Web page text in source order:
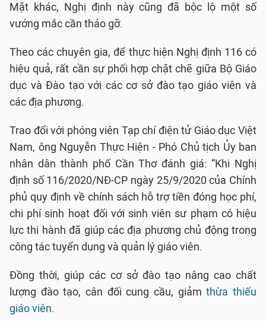
Mặt khác, Nghị định này cũng đã bộc lộ một số
vướng mắc cần tháo gỡ.
Theo các chuyên gia, để thực hiện Nghị định 116 có
hiệu quả, rất cần sự phối hợp chặt chẽ giữa Bộ Giáo
dục và Đào tạo với các cơ sở đào tạo giáo viên và
các địa phương.
Trao đổi với phóng viên Tạp chí điện tử Giáo dục Việt
Nam, ông Nguyễn Thực Hiện - Phó Chủ tịch Ủy ban
nhân dân thành phố Cần Thơ đánh giá: “Khi Nghị
định số 116/2020/NĐ-CP ngày 25/9/2020 của Chính
phủ quy định về chính sách hỗ trợ tiền đóng học phí,
chi phí sinh hoạt đối với sinh viên sư phạm có hiệu
lực thi hành đã giúp các địa phương chủ động trong
công tác tuyển dụng và quản lý giáo viên.
Đồng thời, giúp các cơ sở đào tạo nâng cao chất
lượng đào tạo, cân đối cung cầu, giảmthừa thiếu
giáo viên.